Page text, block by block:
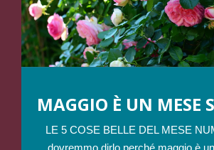
MAGGIO È UN MESE
LE 5 COSE BELLE DEL MESE
dovremmo dirlo perché maggio è